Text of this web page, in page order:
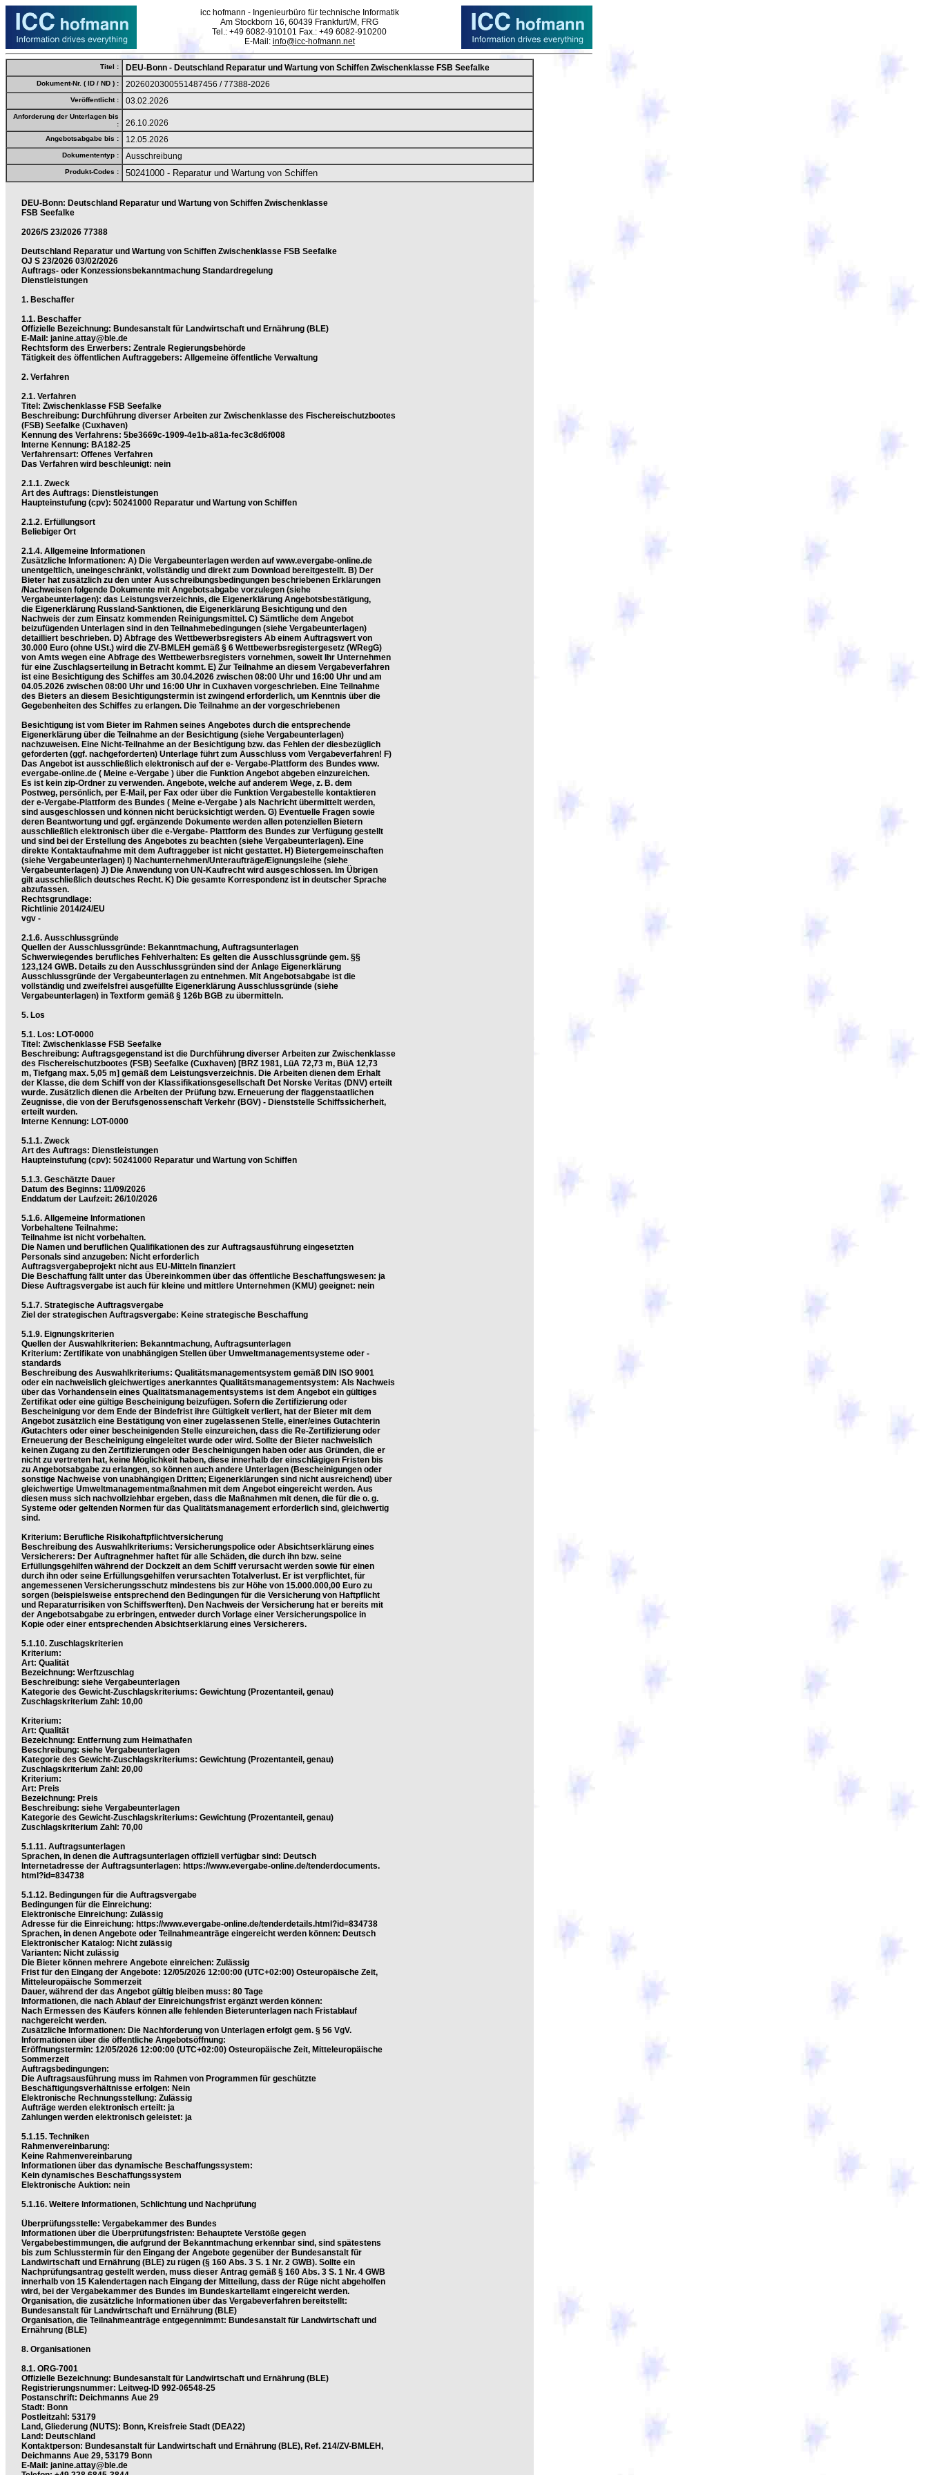
icc hofmann - Ingenieurbüro für technische Informatik
Am Stockborn 16, 60439 Frankfurt/M, FRG
Tel.: +49 6082-910101 Fax.: +49 6082-910200
E-Mail: info@icc-hofmann.net
Titel : DEU-Bonn - Deutschland Reparatur und Wartung von Schiffen Zwischenklasse FSB Seefalke
Dokument-Nr. ( ID / ND ) : 2026020300551487456 / 77388-2026
Veröffentlicht : 03.02.2026
Anforderung der Unterlagen bis
:
26.10.2026
Angebotsabgabe bis : 12.05.2026
Dokumententyp : Ausschreibung
Produkt-Codes : 50241000 - Reparatur und Wartung von Schiffen
DEU-Bonn: Deutschland Reparatur und Wartung von Schiffen Zwischenklasse
FSB Seefalke
2026/S 23/2026 77388
Deutschland Reparatur und Wartung von Schiffen Zwischenklasse FSB Seefalke
OJ S 23/2026 03/02/2026
Auftrags- oder Konzessionsbekanntmachung Standardregelung
Dienstleistungen
1. Beschaffer
1.1. Beschaffer
Offizielle Bezeichnung: Bundesanstalt für Landwirtschaft und Ernährung (BLE)
E-Mail: janine.attay@ble.de
Rechtsform des Erwerbers: Zentrale Regierungsbehörde
Tätigkeit des öffentlichen Auftraggebers: Allgemeine öffentliche Verwaltung
2. Verfahren
2.1. Verfahren
Titel: Zwischenklasse FSB Seefalke
Beschreibung: Durchführung diverser Arbeiten zur Zwischenklasse des Fischereischutzbootes
(FSB) Seefalke (Cuxhaven)
Kennung des Verfahrens: 5be3669c-1909-4e1b-a81a-fec3c8d6f008
Interne Kennung: BA182-25
Verfahrensart: Offenes Verfahren
Das Verfahren wird beschleunigt: nein
2.1.1. Zweck
Art des Auftrags: Dienstleistungen
Haupteinstufung (cpv): 50241000 Reparatur und Wartung von Schiffen
2.1.2. Erfüllungsort
Beliebiger Ort
2.1.4. Allgemeine Informationen
Zusätzliche Informationen: A) Die Vergabeunterlagen werden auf www.evergabe-online.de
unentgeltlich, uneingeschränkt, vollständig und direkt zum Download bereitgestellt. B) Der
Bieter hat zusätzlich zu den unter Ausschreibungsbedingungen beschriebenen Erklärungen
/Nachweisen folgende Dokumente mit Angebotsabgabe vorzulegen (siehe
Vergabeunterlagen): das Leistungsverzeichnis, die Eigenerklärung Angebotsbestätigung,
die Eigenerklärung Russland-Sanktionen, die Eigenerklärung Besichtigung und den
Nachweis der zum Einsatz kommenden Reinigungsmittel. C) Sämtliche dem Angebot
beizufügenden Unterlagen sind in den Teilnahmebedingungen (siehe Vergabeunterlagen)
detailliert beschrieben. D) Abfrage des Wettbewerbsregisters Ab einem Auftragswert von
30.000 Euro (ohne USt.) wird die ZV-BMLEH gemäß § 6 Wettbewerbsregistergesetz (WRegG)
von Amts wegen eine Abfrage des Wettbewerbsregisters vornehmen, soweit Ihr Unternehmen
für eine Zuschlagserteilung in Betracht kommt. E) Zur Teilnahme an diesem Vergabeverfahren
ist eine Besichtigung des Schiffes am 30.04.2026 zwischen 08:00 Uhr und 16:00 Uhr und am
04.05.2026 zwischen 08:00 Uhr und 16:00 Uhr in Cuxhaven vorgeschrieben. Eine Teilnahme
des Bieters an diesem Besichtigungstermin ist zwingend erforderlich, um Kenntnis über die
Gegebenheiten des Schiffes zu erlangen. Die Teilnahme an der vorgeschriebenen
Besichtigung ist vom Bieter im Rahmen seines Angebotes durch die entsprechende
Eigenerklärung über die Teilnahme an der Besichtigung (siehe Vergabeunterlagen)
nachzuweisen. Eine Nicht-Teilnahme an der Besichtigung bzw. das Fehlen der diesbezüglich
geforderten (ggf. nachgeforderten) Unterlage führt zum Ausschluss vom Vergabeverfahren! F)
Das Angebot ist ausschließlich elektronisch auf der e- Vergabe-Plattform des Bundes www.
evergabe-online.de ( Meine e-Vergabe ) über die Funktion Angebot abgeben einzureichen.
Es ist kein zip-Ordner zu verwenden. Angebote, welche auf anderem Wege, z. B. dem
Postweg, persönlich, per E-Mail, per Fax oder über die Funktion Vergabestelle kontaktieren
der e-Vergabe-Plattform des Bundes ( Meine e-Vergabe ) als Nachricht übermittelt werden,
sind ausgeschlossen und können nicht berücksichtigt werden. G) Eventuelle Fragen sowie
deren Beantwortung und ggf. ergänzende Dokumente werden allen potenziellen Bietern
ausschließlich elektronisch über die e-Vergabe- Plattform des Bundes zur Verfügung gestellt
und sind bei der Erstellung des Angebotes zu beachten (siehe Vergabeunterlagen). Eine
direkte Kontaktaufnahme mit dem Auftraggeber ist nicht gestattet. H) Bietergemeinschaften
(siehe Vergabeunterlagen) I) Nachunternehmen/Unteraufträge/Eignungsleihe (siehe
Vergabeunterlagen) J) Die Anwendung von UN-Kaufrecht wird ausgeschlossen. Im Übrigen
gilt ausschließlich deutsches Recht. K) Die gesamte Korrespondenz ist in deutscher Sprache
abzufassen.
Rechtsgrundlage:
Richtlinie 2014/24/EU
vgv -
2.1.6. Ausschlussgründe
Quellen der Ausschlussgründe: Bekanntmachung, Auftragsunterlagen
Schwerwiegendes berufliches Fehlverhalten: Es gelten die Ausschlussgründe gem. §§
123,124 GWB. Details zu den Ausschlussgründen sind der Anlage Eigenerklärung
Ausschlussgründe der Vergabeunterlagen zu entnehmen. Mit Angebotsabgabe ist die
vollständig und zweifelsfrei ausgefüllte Eigenerklärung Ausschlussgründe (siehe
Vergabeunterlagen) in Textform gemäß § 126b BGB zu übermitteln.
5. Los
5.1. Los: LOT-0000
Titel: Zwischenklasse FSB Seefalke
Beschreibung: Auftragsgegenstand ist die Durchführung diverser Arbeiten zur Zwischenklasse
des Fischereischutzbootes (FSB) Seefalke (Cuxhaven) [BRZ 1981, LüA 72,73 m, BüA 12,73
m, Tiefgang max. 5,05 m] gemäß dem Leistungsverzeichnis. Die Arbeiten dienen dem Erhalt
der Klasse, die dem Schiff von der Klassifikationsgesellschaft Det Norske Veritas (DNV) erteilt
wurde. Zusätzlich dienen die Arbeiten der Prüfung bzw. Erneuerung der flaggenstaatlichen
Zeugnisse, die von der Berufsgenossenschaft Verkehr (BGV) - Dienststelle Schiffssicherheit,
erteilt wurden.
Interne Kennung: LOT-0000
5.1.1. Zweck
Art des Auftrags: Dienstleistungen
Haupteinstufung (cpv): 50241000 Reparatur und Wartung von Schiffen
5.1.3. Geschätzte Dauer
Datum des Beginns: 11/09/2026
Enddatum der Laufzeit: 26/10/2026
5.1.6. Allgemeine Informationen
Vorbehaltene Teilnahme:
Teilnahme ist nicht vorbehalten.
Die Namen und beruflichen Qualifikationen des zur Auftragsausführung eingesetzten
Personals sind anzugeben: Nicht erforderlich
Auftragsvergabeprojekt nicht aus EU-Mitteln finanziert
Die Beschaffung fällt unter das Übereinkommen über das öffentliche Beschaffungswesen: ja
Diese Auftragsvergabe ist auch für kleine und mittlere Unternehmen (KMU) geeignet: nein
5.1.7. Strategische Auftragsvergabe
Ziel der strategischen Auftragsvergabe: Keine strategische Beschaffung
5.1.9. Eignungskriterien
Quellen der Auswahlkriterien: Bekanntmachung, Auftragsunterlagen
Kriterium: Zertifikate von unabhängigen Stellen über Umweltmanagementsysteme oder -
standards
Beschreibung des Auswahlkriteriums: Qualitätsmanagementsystem gemäß DIN ISO 9001
oder ein nachweislich gleichwertiges anerkanntes Qualitätsmanagementsystem: Als Nachweis
über das Vorhandensein eines Qualitätsmanagementsystems ist dem Angebot ein gültiges
Zertifikat oder eine gültige Bescheinigung beizufügen. Sofern die Zertifizierung oder
Bescheinigung vor dem Ende der Bindefrist ihre Gültigkeit verliert, hat der Bieter mit dem
Angebot zusätzlich eine Bestätigung von einer zugelassenen Stelle, einer/eines Gutachterin
/Gutachters oder einer bescheinigenden Stelle einzureichen, dass die Re-Zertifizierung oder
Erneuerung der Bescheinigung eingeleitet wurde oder wird. Sollte der Bieter nachweislich
keinen Zugang zu den Zertifizierungen oder Bescheinigungen haben oder aus Gründen, die er
nicht zu vertreten hat, keine Möglichkeit haben, diese innerhalb der einschlägigen Fristen bis
zu Angebotsabgabe zu erlangen, so können auch andere Unterlagen (Bescheinigungen oder
sonstige Nachweise von unabhängigen Dritten; Eigenerklärungen sind nicht ausreichend) über
gleichwertige Umweltmanagementmaßnahmen mit dem Angebot eingereicht werden. Aus
diesen muss sich nachvollziehbar ergeben, dass die Maßnahmen mit denen, die für die o. g.
Systeme oder geltenden Normen für das Qualitätsmanagement erforderlich sind, gleichwertig
sind.
Kriterium: Berufliche Risikohaftpflichtversicherung
Beschreibung des Auswahlkriteriums: Versicherungspolice oder Absichtserklärung eines
Versicherers: Der Auftragnehmer haftet für alle Schäden, die durch ihn bzw. seine
Erfüllungsgehilfen während der Dockzeit an dem Schiff verursacht werden sowie für einen
durch ihn oder seine Erfüllungsgehilfen verursachten Totalverlust. Er ist verpflichtet, für
angemessenen Versicherungsschutz mindestens bis zur Höhe von 15.000.000,00 Euro zu
sorgen (beispielsweise entsprechend den Bedingungen für die Versicherung von Haftpflicht
und Reparaturrisiken von Schiffswerften). Den Nachweis der Versicherung hat er bereits mit
der Angebotsabgabe zu erbringen, entweder durch Vorlage einer Versicherungspolice in
Kopie oder einer entsprechenden Absichtserklärung eines Versicherers.
5.1.10. Zuschlagskriterien
Kriterium:
Art: Qualität
Bezeichnung: Werftzuschlag
Beschreibung: siehe Vergabeunterlagen
Kategorie des Gewicht-Zuschlagskriteriums: Gewichtung (Prozentanteil, genau)
Zuschlagskriterium Zahl: 10,00
Kriterium:
Art: Qualität
Bezeichnung: Entfernung zum Heimathafen
Beschreibung: siehe Vergabeunterlagen
Kategorie des Gewicht-Zuschlagskriteriums: Gewichtung (Prozentanteil, genau)
Zuschlagskriterium Zahl: 20,00
Kriterium:
Art: Preis
Bezeichnung: Preis
Beschreibung: siehe Vergabeunterlagen
Kategorie des Gewicht-Zuschlagskriteriums: Gewichtung (Prozentanteil, genau)
Zuschlagskriterium Zahl: 70,00
5.1.11. Auftragsunterlagen
Sprachen, in denen die Auftragsunterlagen offiziell verfügbar sind: Deutsch
Internetadresse der Auftragsunterlagen: https://www.evergabe-online.de/tenderdocuments.
html?id=834738
5.1.12. Bedingungen für die Auftragsvergabe
Bedingungen für die Einreichung:
Elektronische Einreichung: Zulässig
Adresse für die Einreichung: https://www.evergabe-online.de/tenderdetails.html?id=834738
Sprachen, in denen Angebote oder Teilnahmeanträge eingereicht werden können: Deutsch
Elektronischer Katalog: Nicht zulässig
Varianten: Nicht zulässig
Die Bieter können mehrere Angebote einreichen: Zulässig
Frist für den Eingang der Angebote: 12/05/2026 12:00:00 (UTC+02:00) Osteuropäische Zeit,
Mitteleuropäische Sommerzeit
Dauer, während der das Angebot gültig bleiben muss: 80 Tage
Informationen, die nach Ablauf der Einreichungsfrist ergänzt werden können:
Nach Ermessen des Käufers können alle fehlenden Bieterunterlagen nach Fristablauf
nachgereicht werden.
Zusätzliche Informationen: Die Nachforderung von Unterlagen erfolgt gem. § 56 VgV.
Informationen über die öffentliche Angebotsöffnung:
Eröffnungstermin: 12/05/2026 12:00:00 (UTC+02:00) Osteuropäische Zeit, Mitteleuropäische
Sommerzeit
Auftragsbedingungen:
Die Auftragsausführung muss im Rahmen von Programmen für geschützte
Beschäftigungsverhältnisse erfolgen: Nein
Elektronische Rechnungsstellung: Zulässig
Aufträge werden elektronisch erteilt: ja
Zahlungen werden elektronisch geleistet: ja
5.1.15. Techniken
Rahmenvereinbarung:
Keine Rahmenvereinbarung
Informationen über das dynamische Beschaffungssystem:
Kein dynamisches Beschaffungssystem
Elektronische Auktion: nein
5.1.16. Weitere Informationen, Schlichtung und Nachprüfung
Überprüfungsstelle: Vergabekammer des Bundes
Informationen über die Überprüfungsfristen: Behauptete Verstöße gegen
Vergabebestimmungen, die aufgrund der Bekanntmachung erkennbar sind, sind spätestens
bis zum Schlusstermin für den Eingang der Angebote gegenüber der Bundesanstalt für
Landwirtschaft und Ernährung (BLE) zu rügen (§ 160 Abs. 3 S. 1 Nr. 2 GWB). Sollte ein
Nachprüfungsantrag gestellt werden, muss dieser Antrag gemäß § 160 Abs. 3 S. 1 Nr. 4 GWB
innerhalb von 15 Kalendertagen nach Eingang der Mitteilung, dass der Rüge nicht abgeholfen
wird, bei der Vergabekammer des Bundes im Bundeskartellamt eingereicht werden.
Organisation, die zusätzliche Informationen über das Vergabeverfahren bereitstellt:
Bundesanstalt für Landwirtschaft und Ernährung (BLE)
Organisation, die Teilnahmeanträge entgegennimmt: Bundesanstalt für Landwirtschaft und
Ernährung (BLE)
8. Organisationen
8.1. ORG-7001
Offizielle Bezeichnung: Bundesanstalt für Landwirtschaft und Ernährung (BLE)
Registrierungsnummer: Leitweg-ID 992-06548-25
Postanschrift: Deichmanns Aue 29
Stadt: Bonn
Postleitzahl: 53179
Land, Gliederung (NUTS): Bonn, Kreisfreie Stadt (DEA22)
Land: Deutschland
Kontaktperson: Bundesanstalt für Landwirtschaft und Ernährung (BLE), Ref. 214/ZV-BMLEH,
Deichmanns Aue 29, 53179 Bonn
E-Mail: janine.attay@ble.de